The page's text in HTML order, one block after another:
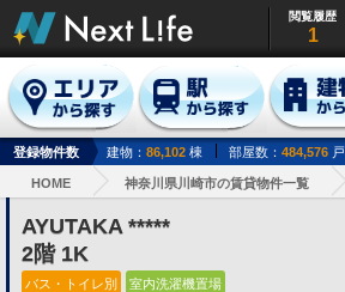
閲覧履歴
1
登録物件数 建物： 86,102 棟 部屋数： 484,576 戸
HOME 神奈川県川崎市の賃貸物件一覧
AYUTAKA *****
2階 1K
バス・トイレ別 室内洗濯機置場